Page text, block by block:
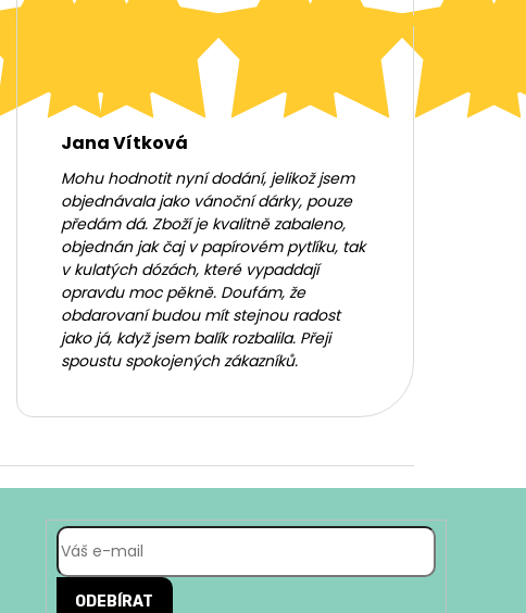
Jana Vítková
Mohu hodnotit nyní dodání, jelikož jsem
objednávala jako vánoční dárky, pouze
předám dá. Zboží je kvalitně zabaleno,
objednán jak čaj v papírovém pytlíku, tak
v kulatých dózách, které vypaddají
opravdu moc pěkně. Doufám, že
obdarovaní budou mít stejnou radost
jako já, když jsem balík rozbalila. Přeji
spoustu spokojených zákazníků.
ODEBÍRAT